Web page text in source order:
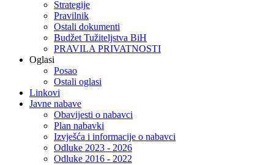
Strategije
Pravilnik
Ostali dokumenti
Budžet Tužiteljstva BiH
PRAVILA PRIVATNOSTI
Oglasi
Posao
Ostali oglasi
Linkovi
Javne nabave
Obavijesti o nabavci
Plan nabavki
Izvješća i informacije o nabavci
Odluke 2023 - 2026
Odluke 2016 - 2022